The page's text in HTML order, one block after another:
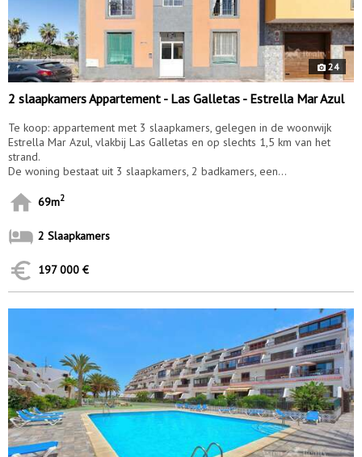
24
2 slaapkamers Appartement - Las Galletas - Estrella Mar Azul
Te koop: appartement met 3 slaapkamers, gelegen in de woonwijk
Estrella Mar Azul, vlakbij Las Galletas en op slechts 1,5 km van het
strand.
De woning bestaat uit 3 slaapkamers, 2 badkamers, een...
69m2
2 Slaapkamers
197 000 €